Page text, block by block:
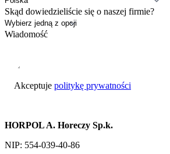
Skąd dowiedzieliście się o naszej firmie?
Wiadomość
Akceptuje politykę prywatności
HORPOL A. Horeczy Sp.k.
NIP: 554-039-40-86